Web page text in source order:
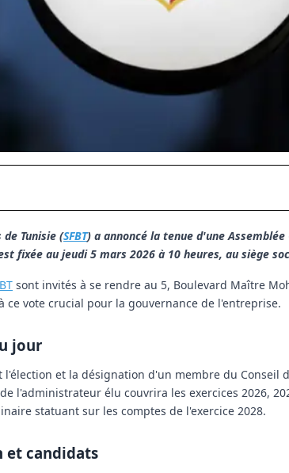
de Tunisie (SFBT) a annoncé la tenue d'une
fixée au jeudi 5 mars 2026 à 10 heures, au siège
sont invités à se rendre au 5, Boulevard Maître
vote crucial pour la gouvernance de l'entreprise.
jour
l'élection et la désignation d'un membre du
l'administrateur élu couvrira les exercices 2026,
statuant sur les comptes de l'exercice 2028.
et candidats